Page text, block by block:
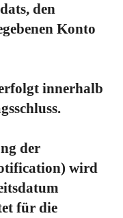
den
Konto
innerhalb
der
wird
für die